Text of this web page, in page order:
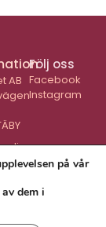
AB
Följ oss
Facebook
Instagram
på vår
dem i